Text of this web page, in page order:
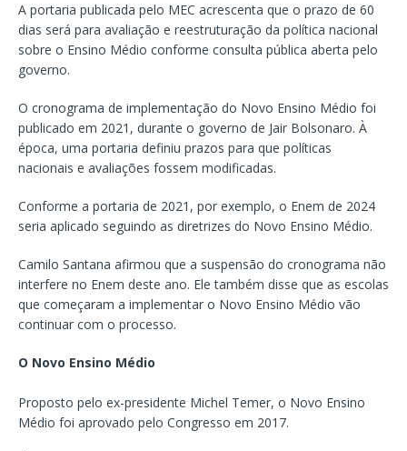
A portaria publicada pelo MEC acrescenta que o prazo de 60
dias será para avaliação e reestruturação da política nacional
sobre o Ensino Médio conforme consulta pública aberta pelo
governo.
O cronograma de implementação do Novo Ensino Médio foi
publicado em 2021, durante o governo de Jair Bolsonaro. À
época, uma portaria definiu prazos para que políticas
nacionais e avaliações fossem modificadas.
Conforme a portaria de 2021, por exemplo, o Enem de 2024
seria aplicado seguindo as diretrizes do Novo Ensino Médio.
Camilo Santana afirmou que a suspensão do cronograma não
interfere no Enem deste ano. Ele também disse que as escolas
que começaram a implementar o Novo Ensino Médio vão
continuar com o processo.
O Novo Ensino Médio
Proposto pelo ex-presidente Michel Temer, o Novo Ensino
Médio foi aprovado pelo Congresso em 2017.